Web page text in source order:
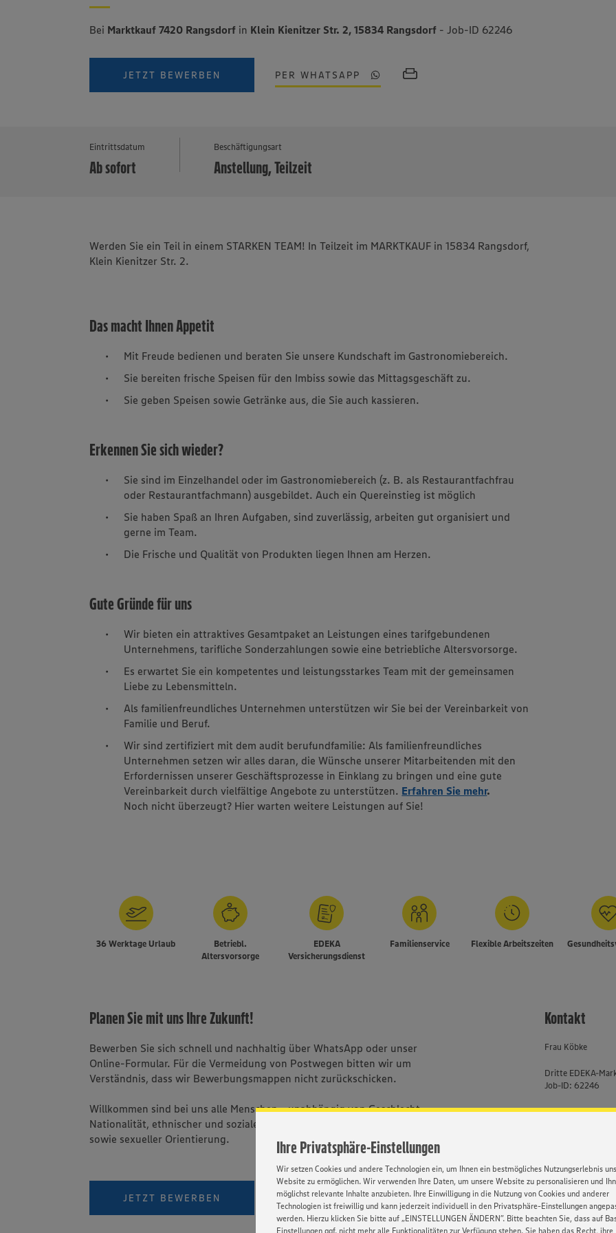
Ihre Privatsphäre-Einstellungen
Wir setzen Cookies und andere Technologien ein, um Ihnen ein bestmögliches Nutzungserlebnis
Website zu ermöglichen. Wir verwenden Ihre Daten, um unsere Website zu personalisieren und
möglichst relevante Inhalte anzubieten. Ihre Einwilligung in die Nutzung von Cookies und anderer
Technologien ist freiwillig und kann jederzeit individuell in den Privatsphäre-Einstellungen
werden. Hierzu klicken Sie bitte auf „EINSTELLUNGEN ÄNDERN”. Bitte beachten Sie, dass auf
Einstellungen ggf. nicht mehr alle Funktionalitäten zur Verfügung stehen. Sie haben das Recht, ihre
Bei Marktkauf 7420 Rangsdorf in Klein Kienitzer Str. 2, 15834 Rangsdorf - Job-ID 62246
JETZT BEWERBEN PER WHATSAPP
Eintrittsdatum
Ab sofort
Beschäftigungsart
Anstellung, Teilzeit
Werden Sie ein Teil in einem STARKEN TEAM! In Teilzeit im MARKTKAUF in 15834 Rangsdorf,
Klein Kienitzer Str. 2.
Das macht Ihnen Appetit
Mit Freude bedienen und beraten Sie unsere Kundschaft im Gastronomiebereich.
Sie bereiten frische Speisen für den Imbiss sowie das Mittagsgeschäft zu.
Sie geben Speisen sowie Getränke aus, die Sie auch kassieren.
Erkennen Sie sich wieder?
Sie sind im Einzelhandel oder im Gastronomiebereich (z. B. als Restaurantfachfrau
oder Restaurantfachmann) ausgebildet. Auch ein Quereinstieg ist möglich
Sie haben Spaß an Ihren Aufgaben, sind zuverlässig, arbeiten gut organisiert und
gerne im Team.
Die Frische und Qualität von Produkten liegen Ihnen am Herzen.
Gute Gründe für uns
Wir bieten ein attraktives Gesamtpaket an Leistungen eines tarifgebundenen
Unternehmens, tarifliche Sonderzahlungen sowie eine betriebliche Altersvorsorge.
Es erwartet Sie ein kompetentes und leistungsstarkes Team mit der gemeinsamen
Liebe zu Lebensmitteln.
Als familienfreundliches Unternehmen unterstützen wir Sie bei der Vereinbarkeit von
Familie und Beruf.
Wir sind zertifiziert mit dem audit berufundfamilie: Als familienfreundliches
Unternehmen setzen wir alles daran, die Wünsche unserer Mitarbeitenden mit den
Erfordernissen unserer Geschäftsprozesse in Einklang zu bringen und eine gute
Vereinbarkeit durch vielfältige Angebote zu unterstützen. Erfahren Sie mehr.
Noch nicht überzeugt? Hier warten weitere Leistungen auf Sie!
36 Werktage Urlaub
Betriebl.
Altersvorsorge
EDEKA
Versicherungsdienst
Familienservice Flexible Arbeitszeiten
Planen Sie mit uns Ihre Zukunft!
Bewerben Sie sich schnell und nachhaltig über WhatsApp oder unser
Online-Formular. Für die Vermeidung von Postwegen bitten wir um
Verständnis, dass wir Bewerbungsmappen nicht zurückschicken.
Willkommen sind bei uns alle Menschen - unabhängig von Geschlecht,
Nationalität, ethnischer und sozialer Herkunft, Behinderung, Religion, Alter
sowie sexueller Orientierung.
JETZT BEWERBEN PER WHATSAPP
Kontakt
Frau Köbke
Dritte EDEKA-
Job-ID: 62246
0571 - 802 7054